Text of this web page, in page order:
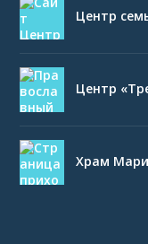
Центр
Центр
Храм